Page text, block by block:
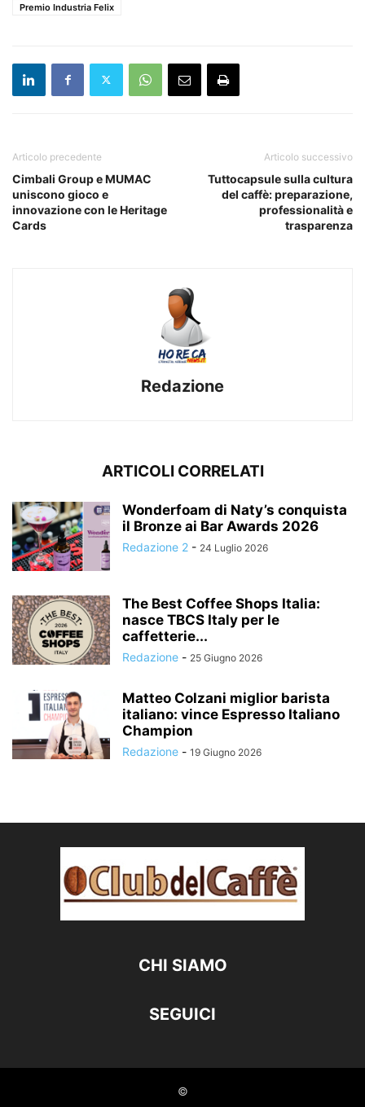
Premio Industria Felix
Articolo precedente
Cimbali Group e MUMAC
uniscono gioco e
innovazione con le Heritage
Cards
Articolo successivo
Tuttocapsule sulla cultura
del caffè: preparazione,
professionalità e
trasparenza
Redazione
ARTICOLI CORRELATI
Wonderfoam di Naty’s conquista
il Bronze ai Bar Awards 2026
Redazione 2 - 24 Luglio 2026
The Best Coffee Shops Italia:
nasce TBCS Italy per le
caffetterie...
Redazione - 25 Giugno 2026
Matteo Colzani miglior barista
italiano: vince Espresso Italiano
Champion
Redazione - 19 Giugno 2026
CHI SIAMO
SEGUICI
©